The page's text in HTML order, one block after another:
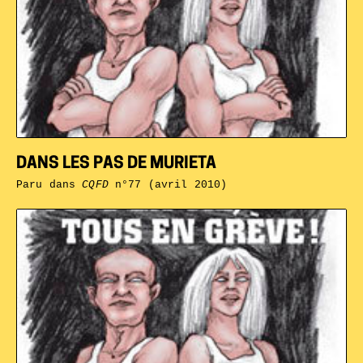
DANS LES PAS DE MURIETA
Paru dansCQFDn°77 (avril 2010)